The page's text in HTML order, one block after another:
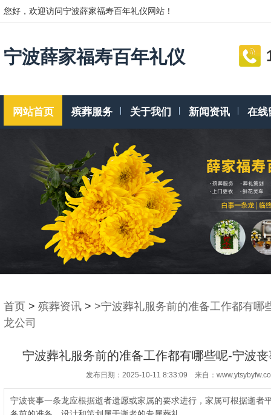
您好，欢迎访问宁波薛家福寿百年礼仪网站！
宁波薛家福寿百年礼仪
网站首页 殡葬服务 关于我们 新闻资讯 在线
首页 > 殡葬资讯 > >宁波葬礼服务前的准备工作都有哪
龙公司
宁波葬礼服务前的准备工作都有哪些呢-宁波
发布日期：2025-10-11 8:33:09 来自：
宁波丧事一条龙应根据逝者遗愿或家属的要求进行，家属可根据逝者